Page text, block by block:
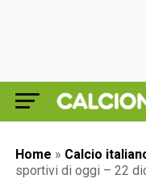
Home » Calcio
sportivi di oggi – 22